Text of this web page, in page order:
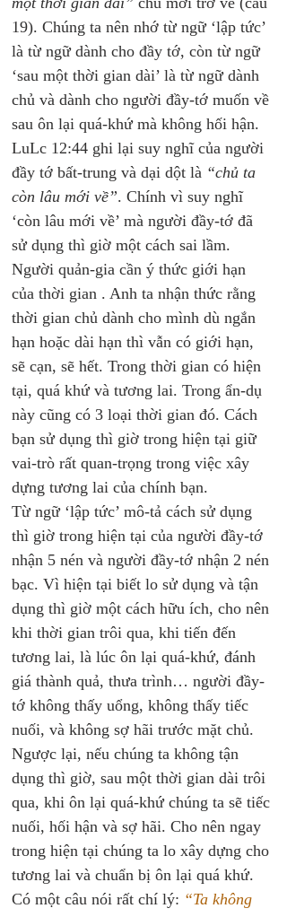
19). Chúng ta nên nhớ từ ngữ ‘lập tức’
là từ ngữ dành cho đầy tớ, còn từ ngữ
‘sau một thời gian dài’ là từ ngữ dành
chủ và dành cho người đầy-tớ muốn về
sau ôn lại quá-khứ mà không hối hận.
LuLc 12:44 ghi lại suy nghĩ của người
đầy tớ bất-trung và dại dột là “chủ ta
còn lâu mới về”. Chính vì suy nghĩ
‘còn lâu mới về’ mà người đầy-tớ đã
sử dụng thì giờ một cách sai lầm.
Người quản-gia cần ý thức giới hạn
của thời gian . Anh ta nhận thức rằng
thời gian chủ dành cho mình dù ngắn
hạn hoặc dài hạn thì vẫn có giới hạn,
sẽ cạn, sẽ hết. Trong thời gian có hiện
tại, quá khứ và tương lai. Trong ẩn-dụ
này cũng có 3 loại thời gian đó. Cách
bạn sử dụng thì giờ trong hiện tại giữ
vai-trò rất quan-trọng trong việc xây
dựng tương lai của chính bạn.
Từ ngữ ‘lập tức’ mô-tả cách sử dụng
thì giờ trong hiện tại của người đầy-tớ
nhận 5 nén và người đầy-tớ nhận 2 nén
bạc. Vì hiện tại biết lo sử dụng và tận
dụng thì giờ một cách hữu ích, cho nên
khi thời gian trôi qua, khi tiến đến
tương lai, là lúc ôn lại quá-khứ, đánh
giá thành quả, thưa trình… người đầy-
tớ không thấy uổng, không thấy tiếc
nuối, và không sợ hãi trước mặt chủ.
Ngược lại, nếu chúng ta không tận
dụng thì giờ, sau một thời gian dài trôi
qua, khi ôn lại quá-khứ chúng ta sẽ tiếc
nuối, hối hận và sợ hãi. Cho nên ngay
trong hiện tại chúng ta lo xây dựng cho
tương lai và chuẩn bị ôn lại quá khứ.
Có một câu nói rất chí lý: “Ta không